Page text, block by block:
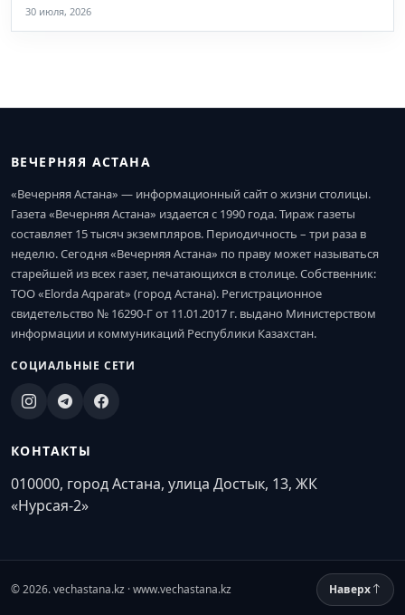
30 июля, 2026
ВЕЧЕРНЯЯ АСТАНА
«Вечерняя Астана» — информационный сайт о жизни столицы.
Газета «Вечерняя Астана» издается с 1990 года. Тираж газеты
составляет 15 тысяч экземпляров. Периодичность – три раза в
неделю. Сегодня «Вечерняя Астана» по праву может называться
старейшей из всех газет, печатающихся в столице. Собственник:
ТОО «Elorda Aqparat» (город Астана). Регистрационное
свидетельство № 16290-Г от 11.01.2017 г. выдано Министерством
информации и коммуникаций Республики Казахстан.
СОЦИАЛЬНЫЕ СЕТИ
КОНТАКТЫ
010000, город Астана, улица Достык, 13, ЖК
«Нурсая-2»
© 2026. vechastana.kz · www.vechastana.kz Наверх